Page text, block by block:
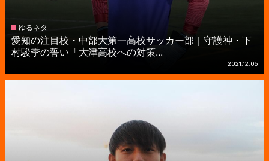
ゆるネタ
愛知の注目校・中部大第一高校サッカー部｜守護神・下
村駿季の誓い「大津高校への対策...
2021.12.06